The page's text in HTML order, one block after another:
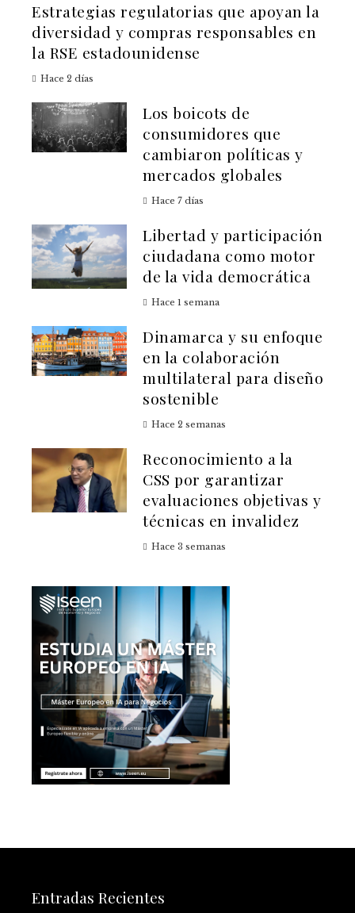
Estrategias regulatorias que apoyan la
diversidad y compras responsables en
la RSE estadounidense
Hace 2 días
Los boicots de
consumidores que
cambiaron políticas y
mercados globales
Hace 7 días
Libertad y participación
ciudadana como motor
de la vida democrática
Hace 1 semana
Dinamarca y su enfoque
en la colaboración
multilateral para diseño
sostenible
Hace 2 semanas
Reconocimiento a la
CSS por garantizar
evaluaciones objetivas y
técnicas en invalidez
Hace 3 semanas
Entradas Recientes